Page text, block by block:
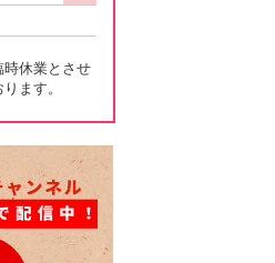
時休業とさせ
ます。